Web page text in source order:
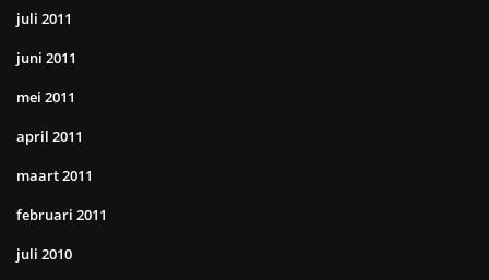
juli 2011
juni 2011
mei 2011
april 2011
maart 2011
februari 2011
juli 2010